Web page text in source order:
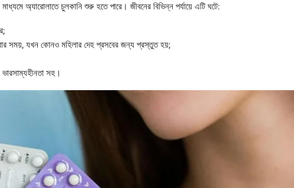
অ্যারোলাতে চুলকানি শুরু হতে পারে। জীবনের বিভিন্ন পর্যায়ে এটি ঘটে:
সময়, যখন কোনও মহিলার দেহ প্রসবের জন্য প্রস্তুত হয়;
সহ।